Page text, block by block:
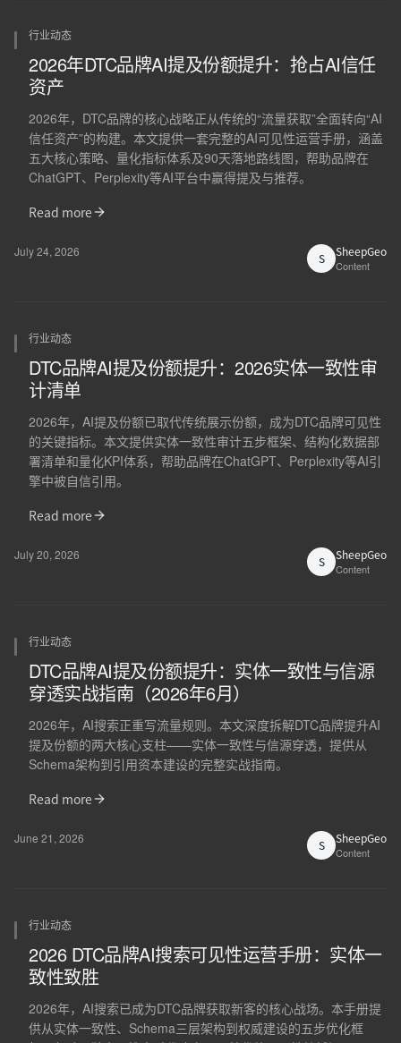
行业动态
2026年DTC品牌AI提及份额提升：抢占AI信任
资产
2026年，DTC品牌的核心战略正从传统的“流量获取”全面转向“AI
信任资产”的构建。本文提供一套完整的AI可见性运营手册，涵盖
五大核心策略、量化指标体系及90天落地路线图，帮助品牌在
ChatGPT、Perplexity等AI平台中赢得提及与推荐。
Read more
July 24, 2026 S SheepGeo
Content
行业动态
DTC品牌AI提及份额提升：2026实体一致性审
计清单
2026年，AI提及份额已取代传统展示份额，成为DTC品牌可见性
的关键指标。本文提供实体一致性审计五步框架、结构化数据部
署清单和量化KPI体系，帮助品牌在ChatGPT、Perplexity等AI引
擎中被自信引用。
Read more
July 20, 2026 S SheepGeo
Content
行业动态
DTC品牌AI提及份额提升：实体一致性与信源
穿透实战指南（2026年6月）
2026年，AI搜索正重写流量规则。本文深度拆解DTC品牌提升AI
提及份额的两大核心支柱——实体一致性与信源穿透，提供从
Schema架构到引用资本建设的完整实战指南。
Read more
June 21, 2026 S SheepGeo
Content
行业动态
2026 DTC品牌AI搜索可见性运营手册：实体一
致性致胜
2026年，AI搜索已成为DTC品牌获取新客的核心战场。本手册提
供从实体一致性、Schema三层架构到权威建设的五步优化框